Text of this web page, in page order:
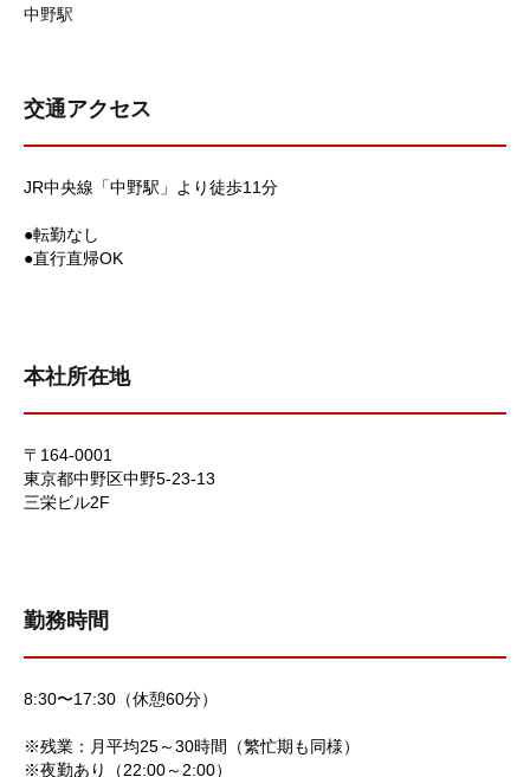
中野駅
交通アクセス
JR中央線「中野駅」より徒歩11分
●転勤なし
●直行直帰OK
本社所在地
〒164-0001
東京都中野区中野5-23-13
三栄ビル2F
勤務時間
8:30〜17:30（休憩60分）
※残業：月平均25～30時間（繁忙期も同様）
※夜勤あり（22:00～2:00）